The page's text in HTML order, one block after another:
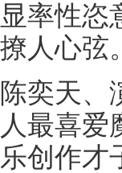
显率性恣
撩人心弦。
陈奕天、
人最喜爱
乐创作才